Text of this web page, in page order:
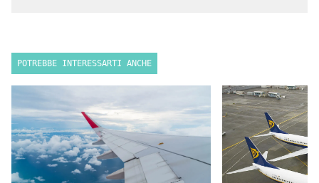
POTREBBE INTERESSARTI ANCHE